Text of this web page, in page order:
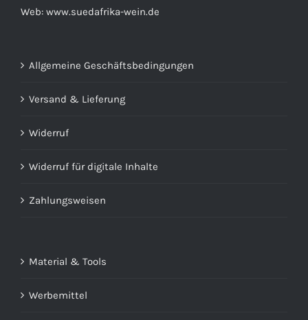
Web: www.suedafrika-wein.de
Allgemeine Geschäftsbedingungen
Versand & Lieferung
Widerruf
Widerruf für digitale Inhalte
Zahlungsweisen
Material & Tools
Werbemittel